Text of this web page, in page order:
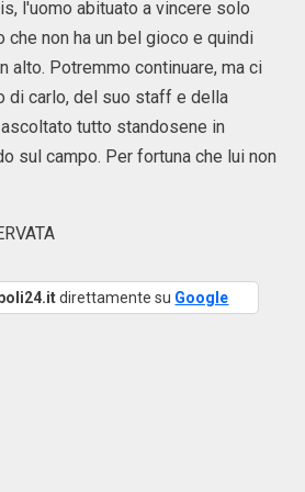
l'uomo abituato a vincere solo
che non ha un bel gioco e quindi
alto. Potremmo continuare, ma ci
di carlo, del suo staff e della
tutto standosene in
sul campo. Per fortuna che lui non
direttamente su Google